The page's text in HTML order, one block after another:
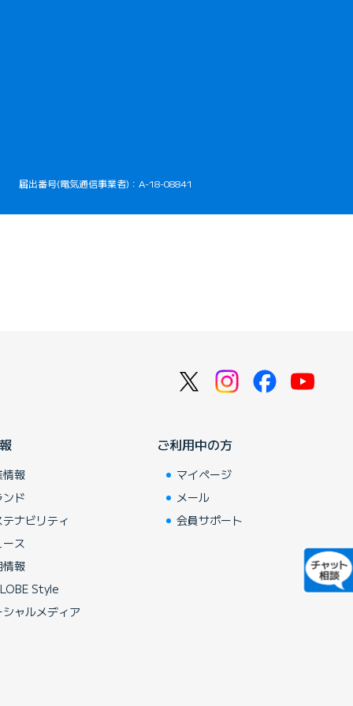
きます）
届出番号(電気通信事業者)：A-18-08841
情報
ンド
ナビリティ
ース
情報
Style
シャルメディア
ご利用中の方
マイページ
メール
会員サポート